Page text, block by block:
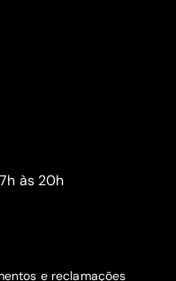
às 20h
e reclamações